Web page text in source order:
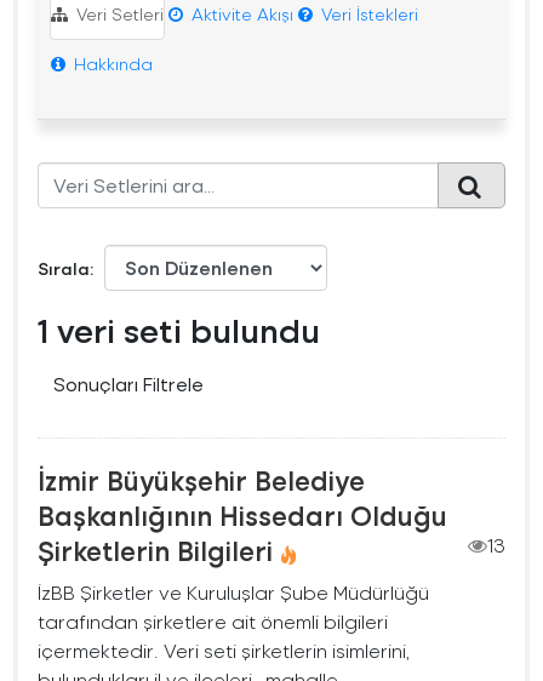
Veri Setleri Aktivite Akışı Veri İstekleri
Hakkında
Sırala
1 veri seti bulundu
Sonuçları Filtrele
İzmir Büyükşehir Belediye
Başkanlığının Hissedarı Olduğu
Şirketlerin Bilgileri
13
İzBB Şirketler ve Kuruluşlar Şube Müdürlüğü
tarafından şirketlere ait önemli bilgileri
içermektedir. Veri seti şirketlerin isimlerini,